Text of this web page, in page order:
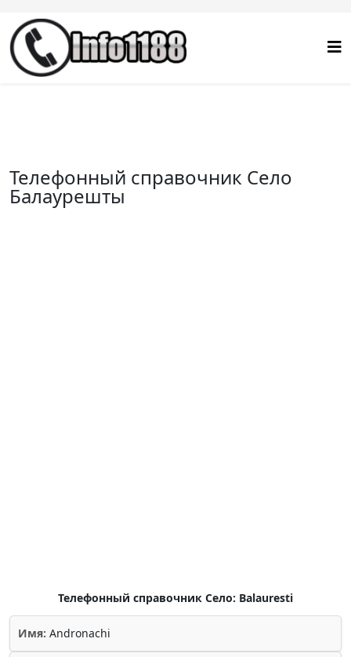
Телефонный справочник Село
Балаурешты
Телефонный справочник Село: Balauresti
Имя: Andronachi